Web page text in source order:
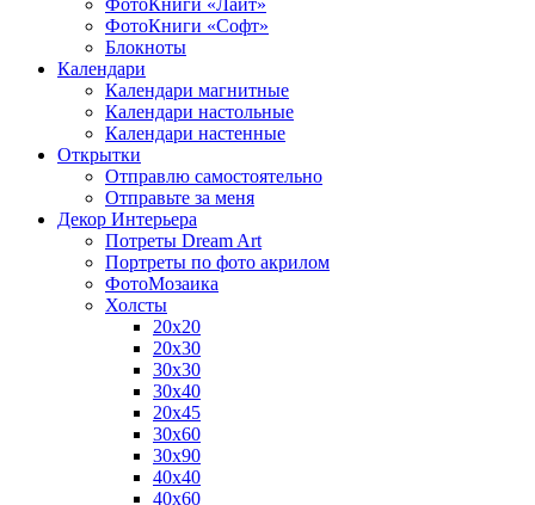
ФотоКниги «Софт»
Блокноты
Календари
Календари магнитные
Календари настольные
Календари настенные
Открытки
Отправлю самостоятельно
Отправьте за меня
Декор Интерьера
Потреты Dream Art
Портреты по фото акрилом
ФотоМозаика
Холсты
20х20
20х30
30х30
30х40
20х45
30х60
30х90
40х40
40х60